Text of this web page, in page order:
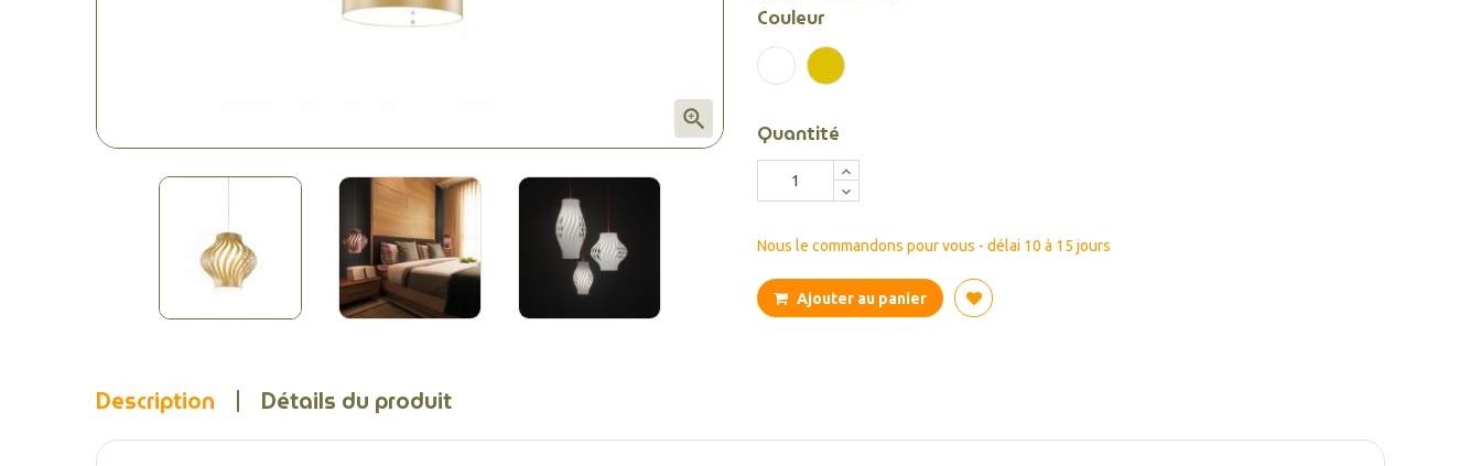

Couleur
Blanc Laiton
Quantité
Nous le commandons pour vous - délai 10 à 15 jours
Ajouter au panier
Description Détails du produit